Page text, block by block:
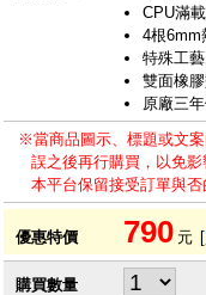
CPU滿
4根6mm
特殊工
雙面橡
原廠三
※當商品圖示、標題或文
誤之後再行購買，以免影
本平台保留接受訂單與否
優惠特價 790 元 [
購買數量